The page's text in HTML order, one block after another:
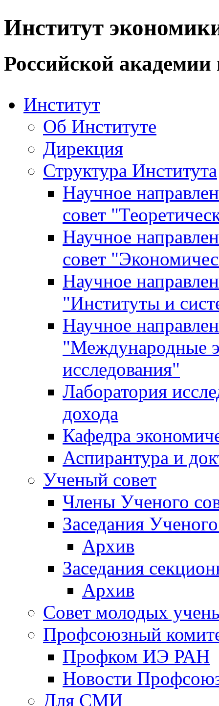
Институт
Российской академии
Институт
Об Институте
Дирекция
Структура Института
Научное
совет
Научное
совет
Научное
"Институты и
Научное
"Международные
исследования"
Лаборатория
дохода
Кафедра
Аспирантура и
Ученый совет
Члены Ученого
Заседания
Архив
Заседания
Архив
Совет молодых
Профсоюзный
Профком ИЭ РАН
Новости
Для СМИ